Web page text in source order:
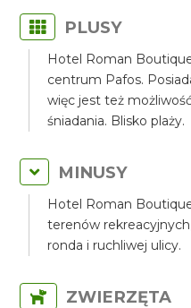
PLUSY
Hotel Roman
centrum Pafos.
więc jest też
śniadania. Blisko plaży.
MINUSY
Hotel Roman
terenów
ronda i ruchliwej ulicy.
ZWIERZĘTA